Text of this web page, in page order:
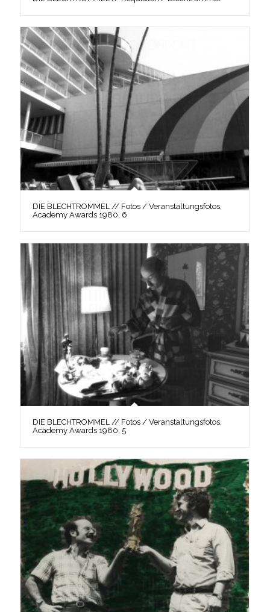
DIE BLECHTROMMEL // Fotos / Veranstaltungsfotos,
Academy Awards 1980, 6
DIE BLECHTROMMEL // Fotos / Veranstaltungsfotos,
Academy Awards 1980, 5